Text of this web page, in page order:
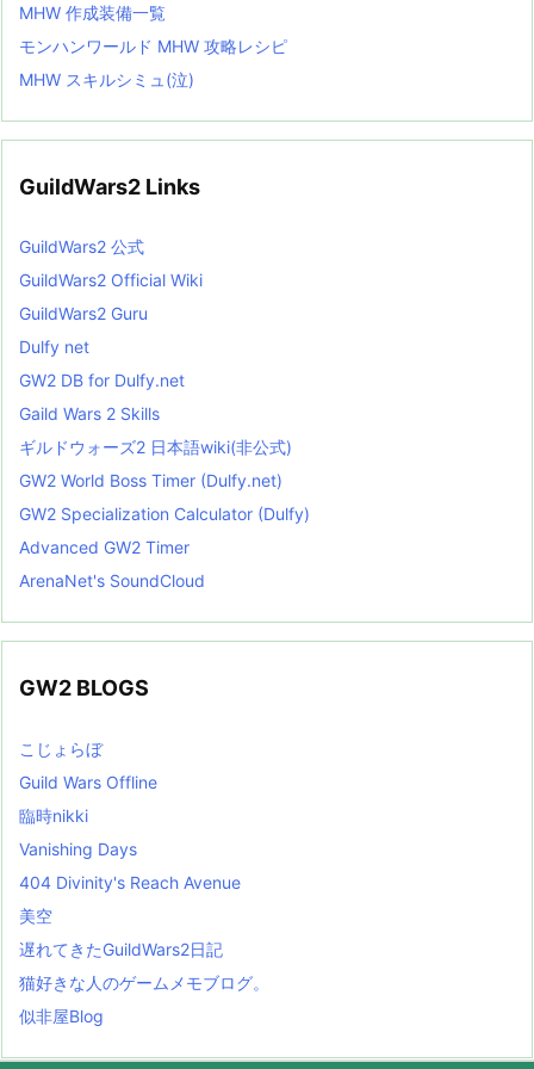
MHW 作成装備一覧
モンハンワールド MHW 攻略レシピ
MHW スキルシミュ(泣)
GuildWars2 Links
GuildWars2 公式
GuildWars2 Official Wiki
GuildWars2 Guru
Dulfy net
GW2 DB for Dulfy.net
Gaild Wars 2 Skills
ギルドウォーズ2 日本語wiki(非公式)
GW2 World Boss Timer (Dulfy.net)
GW2 Specialization Calculator (Dulfy)
Advanced GW2 Timer
ArenaNet's SoundCloud
GW2 BLOGS
こじょらぼ
Guild Wars Offline
臨時nikki
Vanishing Days
404 Divinity's Reach Avenue
美空
遅れてきたGuildWars2日記
猫好きな人のゲームメモブログ。
似非屋Blog